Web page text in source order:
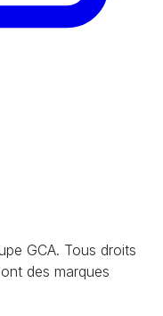
GCA. Tous droits
des marques